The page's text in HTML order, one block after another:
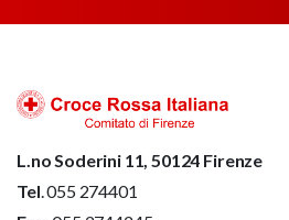
L.no Soderini 11, 50124 Firenze
Tel. 055 274401